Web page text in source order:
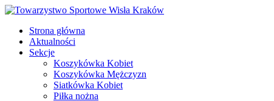
Strona główna
Aktualności
Sekcje
Koszykówka Kobiet
Koszykówka Mężczyzn
Siatkówka Kobiet
Piłka nożna